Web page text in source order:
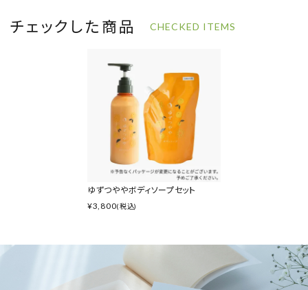
チェックした商品 CHECKED ITEMS
ゆずつややボディソープセット
¥3,800(税込)